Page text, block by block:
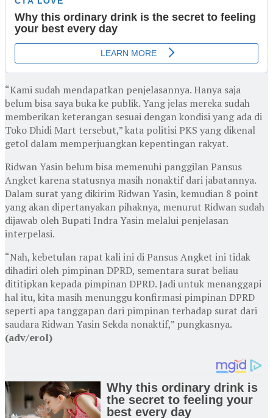
“Kami sudah mendapatkan penjelasannya. Hanya saja
belum bisa saya buka ke publik. Yang jelas mereka sudah
memberikan keterangan sesuai dengan kondisi yang ada di
Toko Dhidi Mart tersebut,” kata politisi PKS yang dikenal
getol dalam memperjuangkan kepentingan rakyat.
Ridwan Yasin belum bisa memenuhi panggilan Pansus
Angket karena statusnya masih nonaktif dari jabatannya.
Dalam surat yang dikirim Ridwan Yasin, kemudian 8 point
yang akan dipertanyakan pihaknya, menurut Ridwan sudah
dijawab oleh Bupati Indra Yasin melalui penjelasan
interpelasi.
“Nah, kebetulan rapat kali ini di Pansus Angket ini tidak
dihadiri oleh pimpinan DPRD, sementara surat beliau
dititipkan kepada pimpinan DPRD. Jadi untuk menanggapi
hal itu, kita masih menunggu konfirmasi pimpinan DPRD
seperti apa tanggapan dari pimpinan terhadap surat dari
saudara Ridwan Yasin Sekda nonaktif,” pungkasnya.
(adv/erol)